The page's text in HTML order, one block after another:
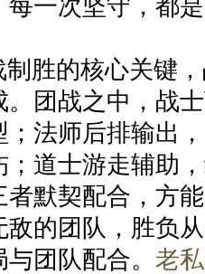
每一次坚守，都
胜的核心关键
团战之中，战
；法师后排输出
道士游走辅助
者默契配合，方
的团队，胜负
团队配合。 老